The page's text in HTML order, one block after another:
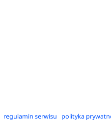
regulamin serwisu polityka